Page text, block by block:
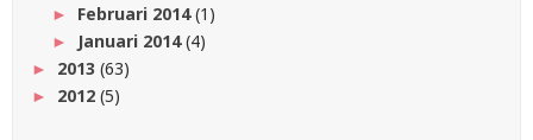
► Februari 2014(1)
► Januari 2014(4)
► 2013 (63)
► 2012 (5)